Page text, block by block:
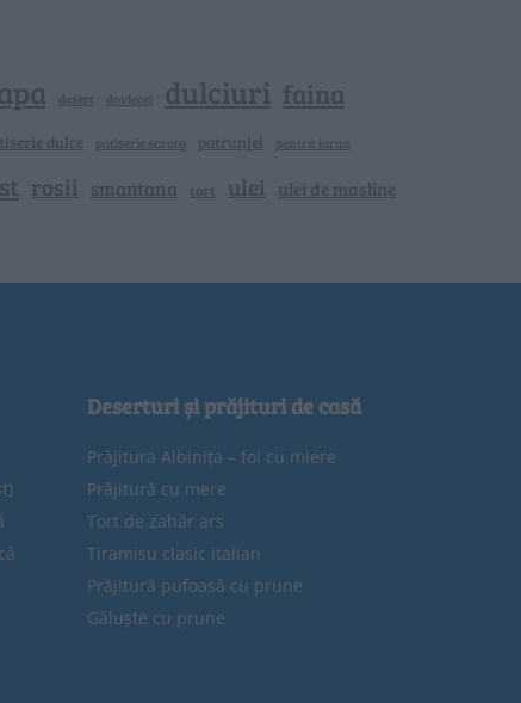
desert dovlecei dulciuri faina
dulce patiserie sarata patrunjel pentru iarna
rosii smantana tort ulei ulei de masline
Deserturi și prăjituri de casă
Prăjitura Albinița – foi cu miere
Prăjitură cu mere
Tort de zahăr ars
Tiramisu clasic italian
Prăjitură pufoasă cu prune
Găluște cu prune